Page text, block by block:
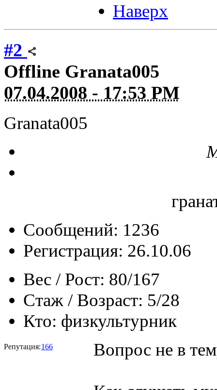
Наверх
#2
Offline Granata005
07.04.2008 - 17:53 PM
Granata005
Сообщений: 1236
Регистрация: 26.10.06
Вес / Рост: 80/167
Стаж / Возраст: 5/28
Кто: физкультурник
Репутация:166 Вопрос не в